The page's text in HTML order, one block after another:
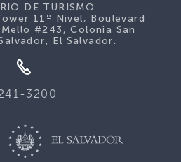
DE TURISMO
11º Nivel, Boulevard
#243, Colonia San
El Salvador.
3200